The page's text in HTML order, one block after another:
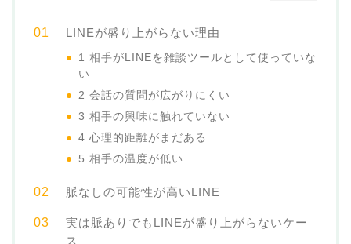
LINEが盛り上がらない理由
1 相手がLINEを雑談ツールとして使っていな
い
2 会話の質問が広がりにくい
3 相手の興味に触れていない
4 心理的距離がまだある
5 相手の温度が低い
脈なしの可能性が高いLINE
実は脈ありでもLINEが盛り上がらないケー
ス